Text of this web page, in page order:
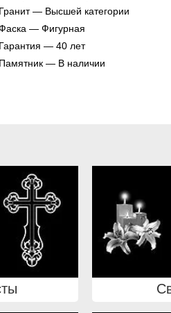
Гранит — Высшей категории
— Фигурная
Гарантия — 40 лет
Памятник — В наличии